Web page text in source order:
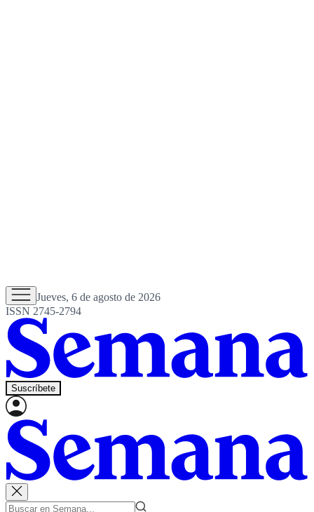
Jueves, 6 de agosto de 2026
ISSN 2745-2794
Suscríbete